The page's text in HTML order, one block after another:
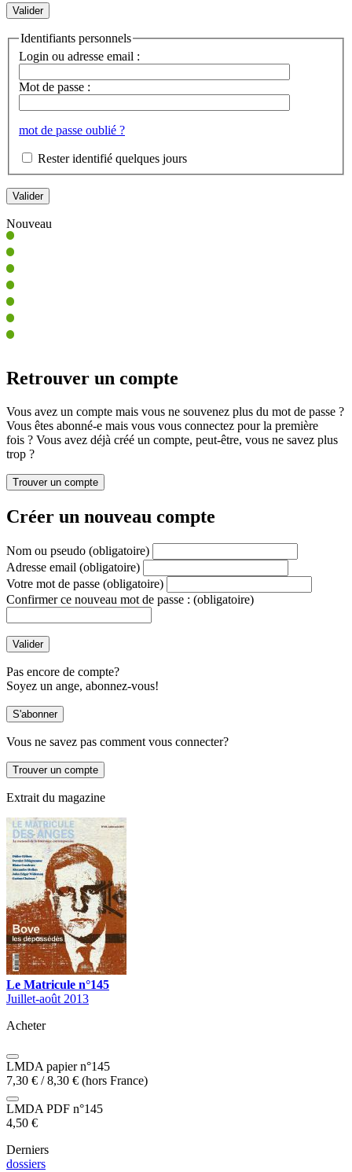
Identifiants personnels
Login ou adresse email :
Mot de passe :
mot de passe oublié ?
Rester identifié quelques jours
Nouveau
Retrouver un compte
Vous avez un compte mais vous ne souvenez plus du mot de passe ?
Vous êtes abonné-e mais vous vous connectez pour la première
fois ? Vous avez déjà créé un compte, peut-être, vous ne savez plus
trop ?
Créer un nouveau compte
Nom ou pseudo (obligatoire)
Adresse email (obligatoire)
Votre mot de passe (obligatoire)
Confirmer ce nouveau mot de passe : (obligatoire)
Pas encore de compte?
Soyez un ange, abonnez-vous!
Vous ne savez pas comment vous connecter?
Extrait du magazine
Le Matricule n°145
Juillet-août 2013
Acheter
LMDA papier n°145
7,30 € /8,30 € (hors France)
LMDA PDF n°145
4,50 €
Derniers
dossiers